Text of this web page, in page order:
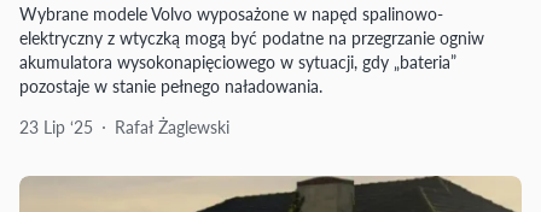
Wybrane modele Volvo wyposażone w napęd spalinowo-
elektryczny z wtyczką mogą być podatne na przegrzanie ogniw
akumulatora wysokonapięciowego w sytuacji, gdy „bateria”
pozostaje w stanie pełnego naładowania.
23 Lip ‘25
Rafał Żaglewski